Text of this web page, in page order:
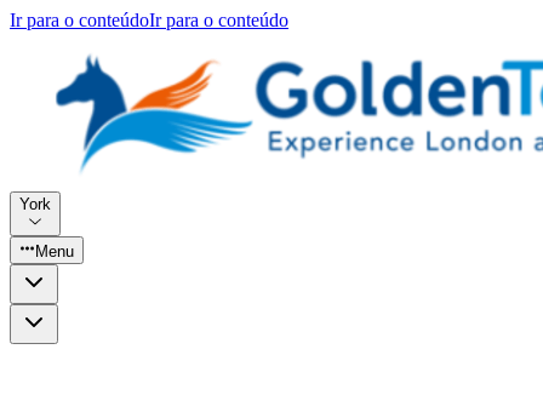
Ir para o conteúdoIr para o conteúdo
York
Menu